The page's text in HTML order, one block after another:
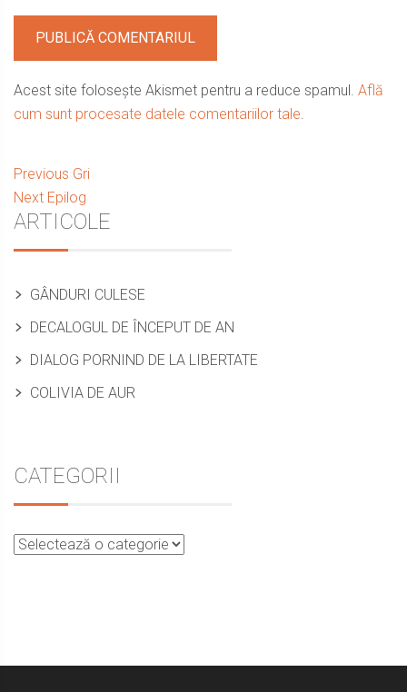
Acest site folosește Akismet pentru a reduce spamul. Află
cum sunt procesate datele comentariilor tale.
Navigare
în
articole
Previous Previous
post:
Gri
Next Next
post:
Epilog
Sidebar
ARTICOLE
GÂNDURI CULESE
DECALOGUL DE ÎNCEPUT DE AN
DIALOG PORNIND DE LA LIBERTATE
COLIVIA DE AUR
CATEGORII